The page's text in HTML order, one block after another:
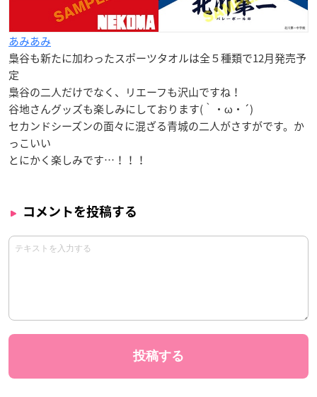
あみあみ
梟谷も新たに加わったスポーツタオルは全５種類で12月発売予
定
梟谷の二人だけでなく、リエーフも沢山ですね！
谷地さんグッズも楽しみにしております(｀・ω・´)
セカンドシーズンの面々に混ざる青城の二人がさすがです。か
っこいい
とにかく楽しみです…！！！
コメントを投稿する